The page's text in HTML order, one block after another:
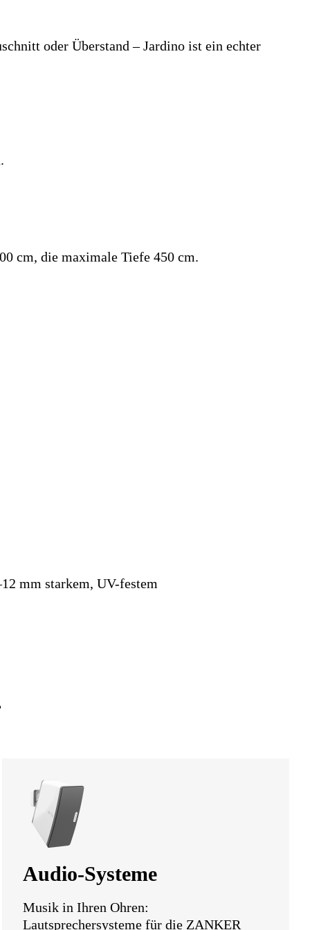
oder Überstand – Jardino ist ein echter
cm, die maximale Tiefe 450 cm.
mm starkem, UV-festem
Audio-Systeme
Musik in Ihren Ohren:
Lautsprechersysteme für die ZANKER